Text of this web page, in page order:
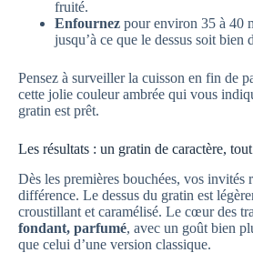
fruité.
Enfournez pour environ 35 à 40
jusqu’à ce que le dessus soit bien
Pensez à surveiller la cuisson en fin de
cette jolie couleur ambrée qui vous
gratin est prêt.
Les résultats : un gratin de caractère,
Dès les premières bouchées, vos invités
différence. Le dessus du gratin est
croustillant et caramélisé. Le cœur des
fondant, parfumé, avec un goût bien
que celui d’une version classique.